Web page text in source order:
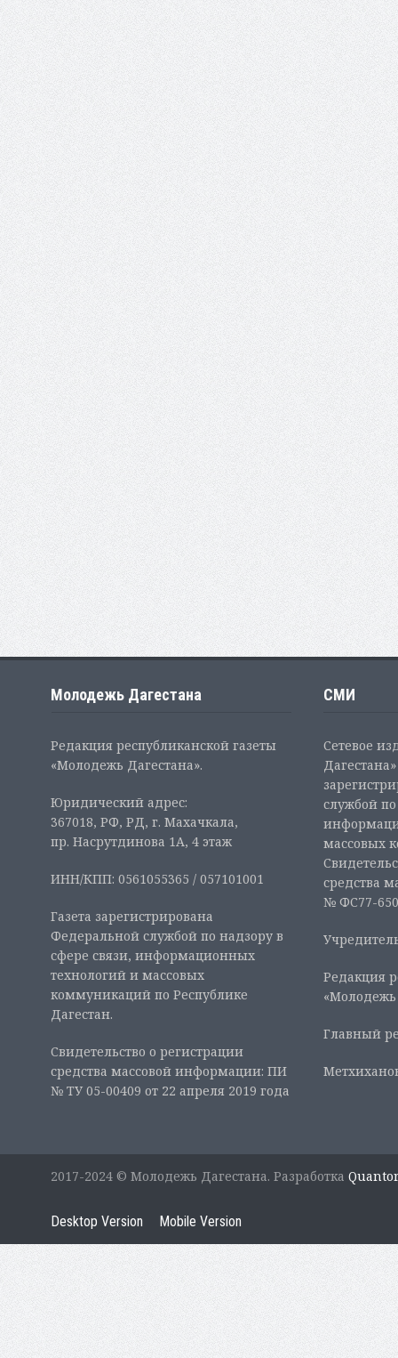
Молодежь Дагестана
Редакция республиканской газеты
«Молодежь Дагестана».
Юридический адрес:
367018, РФ, РД, г. Махачкала,
пр. Насрутдинова 1А, 4 этаж
ИНН/КПП: 0561055365 / 057101001
Газета зарегистрирована
Федеральной службой по надзору в
сфере связи, информационных
технологий и массовых
коммуникаций по Республике
Дагестан.
Свидетельство о регистрации
средства массовой информации: ПИ
№ ТУ 05-00409 от 22 апреля 2019 года
СМИ
Сетевое
службой
массовых
средства
№ ФС77-
Редакция
«Молодежь
Главный
2017-2024 © Молодежь Дагестана. Разработка
Desktop Version Mobile Version